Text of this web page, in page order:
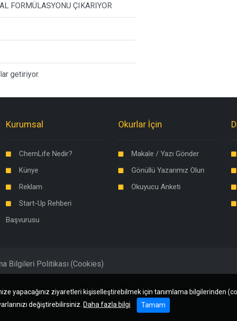
FORMÜLASYONU ÇIKARIYOR
getiriyor.
yapacağınız ziyaretleri kişiselleştirebilmek için tanımlama bilgilerinden
değiştirebilirsiniz. Daha fazla bilgi Tamam
Kurumsal
ChemLife Nedir?
Künye
Reklam
Start-Up Rehberi
Başvurusu
Okurlar İçin
Makale / Yazı Gönder
Gönüllü Yazarımız Olun
Okuyucu Anketi
Bilgileri Politikası (Cookies)